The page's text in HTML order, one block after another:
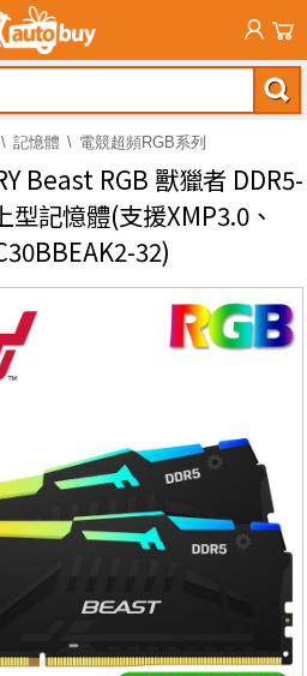
記憶體 電競超頻RGB系列
Beast RGB 獸獵者 DDR5-
型記憶體(支援XMP3.0、
32)